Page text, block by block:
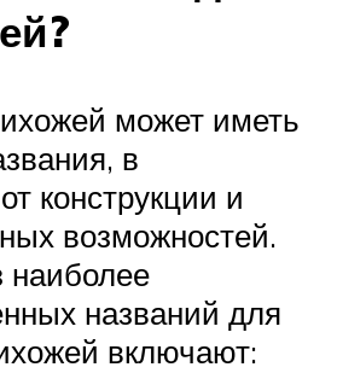
может иметь
в
конструкции и
возможностей.
наиболее
названий для
включают: